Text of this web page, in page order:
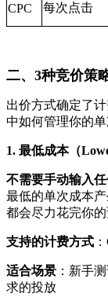
CPC 每次点击
二、3种竞价策
出价方式确定了
中如何管理你的单
1. 最低成本（
不需要手动输入
最低的单次成本
都会尽力花完你的
支持的计费方式
适合场景 ：新手
求的投放